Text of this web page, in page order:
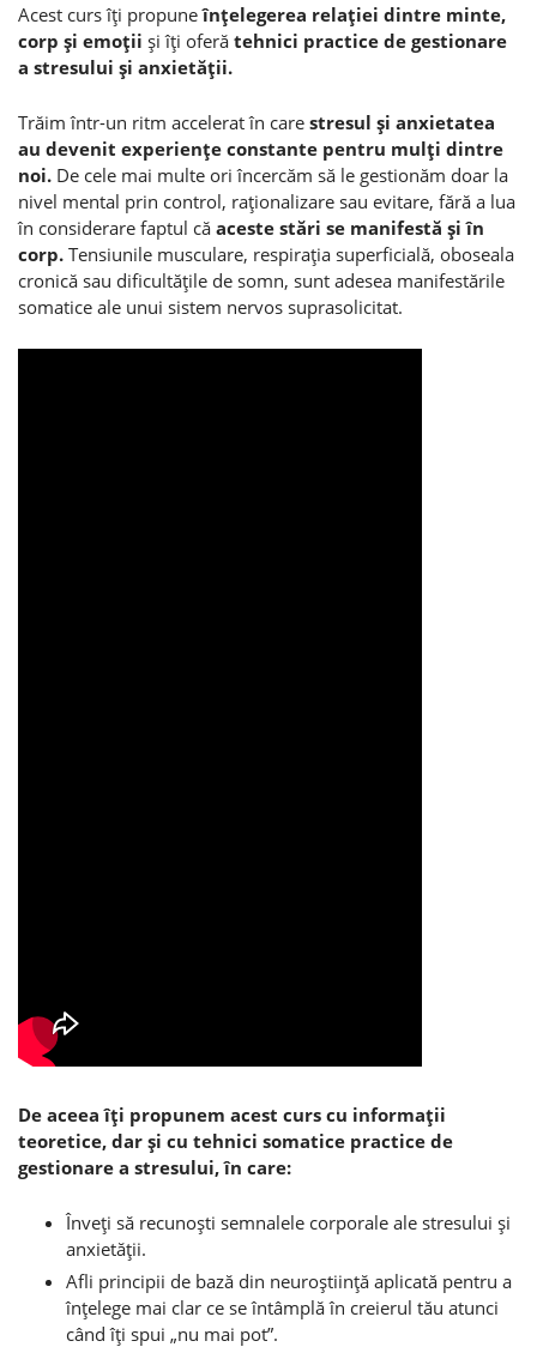
Acest curs îţi propuneînţelegerea relaţiei dintre minte,
corp şi emoţii şi îţi oferă tehnici practice de gestionare
a stresului şi anxietăţii.
Trăim într-un ritm accelerat în care stresul şi anxietatea
au devenit experienţe constante pentru mulţi dintre
noi. De cele mai multe ori încercăm să le gestionăm doar la
nivel mental prin control, raţionalizare sau evitare, fără a lua
în considerare faptul că aceste stări se manifestă şi în
corp. Tensiunile musculare, respiraţia superficială, oboseala
cronică sau dificultăţile de somn, sunt adesea manifestările
somatice ale unui sistem nervos suprasolicitat.
De aceea îţi propunem acest curs cu informaţii
teoretice, dar şi cu tehnici somatice practice de
gestionare a stresului, în care:
Înveţi să recunoşti semnalele corporale ale stresului şi
anxietăţii.
Afli principii de bază din neuroştiinţă aplicată pentru a
înţelege mai clar ce se întâmplă în creierul tău atunci
când îţi spui „nu mai pot”.